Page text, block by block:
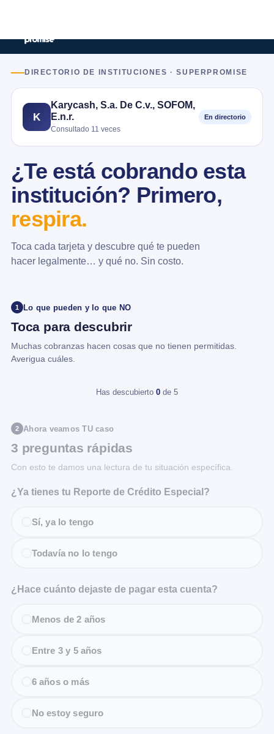
DIRECTORIO DE INSTITUCIONES · SUPERPROMISE
K
Karycash, S.a. De C.v., SOFOM,
E.n.r.
Consultado 11 veces
En directorio
¿Te está cobrando esta
institución? Primero,
respira.
Toca cada tarjeta y descubre qué te pueden
hacer legalmente… y qué no. Sin costo.
1 Lo que pueden y lo que NO
Toca para descubrir
Muchas cobranzas hacen cosas que no tienen permitidas.
Averigua cuáles.
Has descubierto 0 de 5
2 Ahora veamos TU caso
3 preguntas rápidas
Con esto te damos una lectura de tu situación específica.
¿Ya tienes tu Reporte de Crédito Especial?
Sí, ya lo tengo
Todavía no lo tengo
¿Hace cuánto dejaste de pagar esta cuenta?
Menos de 2 años
Entre 3 y 5 años
6 años o más
No estoy seguro